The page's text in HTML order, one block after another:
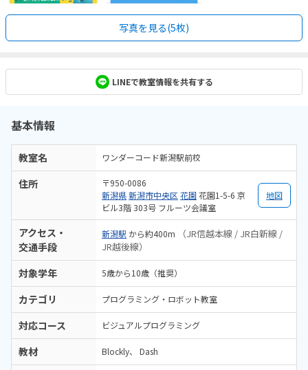
写真を見る(5枚)
LINEで教室情報を共有する
基本情報
教室名 ワンダーコード新潟駅前校
住所
〒950-0086
新潟県新潟市中央区 花園花園1-5-6 京
ビル3階 303号 フルーツ会議室
地図
アクセス・
交通手段
新潟駅 から約400m
（JR信越本線 / JR白新線 /
JR越後線）
対象学年 5歳から10歳（推奨）
カテゴリ プログラミング・ロボット教室
対応コース ビジュアルプログラミング
教材 Blockly Dash